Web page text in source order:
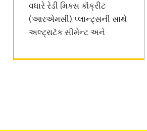
વધારે રેડી મિક્સ કૉંક્રીટ
(આરએમસી) પ્લાન્ટ્સની સાથે
અલ્ટ્રાટૅક સીમેન્ટ અને
મોટી ઉત્પાદનકર્તા છે અને તે